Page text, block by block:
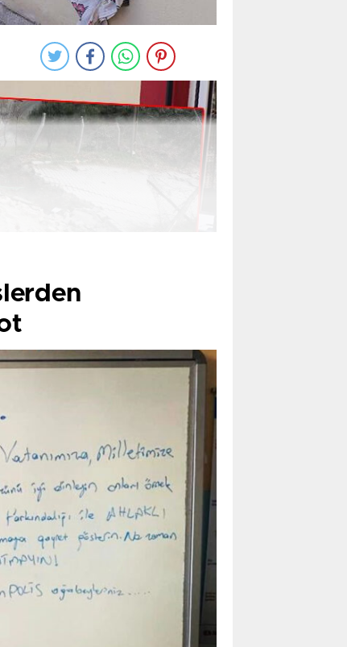
depremlerde fay hattının,
hattı üzerinde olan yolun bir
değişti. Evin zemininde de
bir kıyametti. Ben buna
oturuyorduk. 6 ay önce
açılmadı. Çok zor çıktık.
enkaz altında. Fay hattı
oturuyorlardı. Kaynım, ‘Deprem
açıldı. Çok şükür, 1 saniye ile